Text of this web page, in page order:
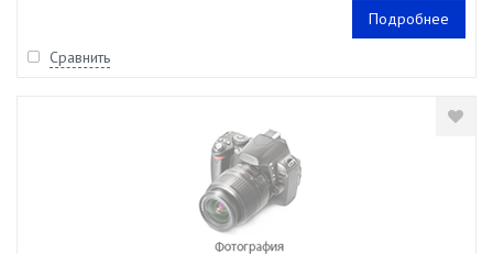
Подробнее
Сравнить